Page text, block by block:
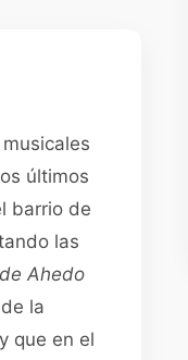
últimos
barrio de
las
Ahedo
la
que en el